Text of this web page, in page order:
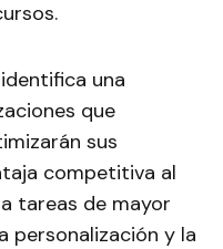
una
que
sus
competitiva al
tareas de mayor
personalización y la